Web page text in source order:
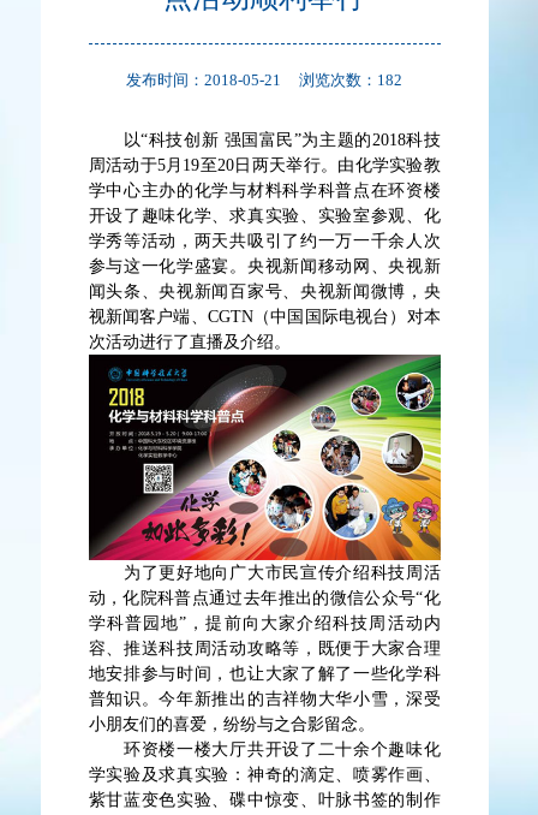
发布时间：2018-05-21 浏览次数： 182
以“科技创新 强国富民”为主题的2018科技
周活动于5月19至20日两天举行。由化学实验教
学中心主办的化学与材料科学科普点在环资楼
开设了趣味化学、求真实验、实验室参观、化
学秀等活动，两天共吸引了约一万一千余人次
参与这一化学盛宴。央视新闻移动网、央视新
闻头条、央视新闻百家号、央视新闻微博，央
视新闻客户端、CGTN（中国国际电视台）对本
次活动进行了直播及介绍。
为了更好地向广大市民宣传介绍科技周活
动，化院科普点通过去年推出的微信公众号“化
学科普园地”，提前向大家介绍科技周活动内
容、推送科技周活动攻略等，既便于大家合理
地安排参与时间，也让大家了解了一些化学科
普知识。今年新推出的吉祥物大华小雪，深受
小朋友们的喜爱，纷纷与之合影留念。
环资楼一楼大厅共开设了二十余个趣味化
学实验及求真实验：神奇的滴定、喷雾作画、
紫甘蓝变色实验、碟中惊变、叶脉书签的制作